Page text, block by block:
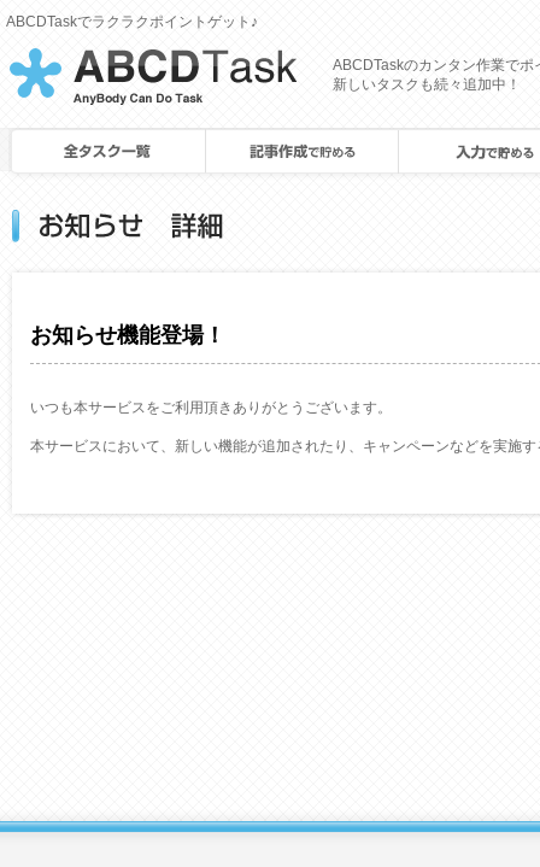
ABCDTaskでラクラクポイントゲット♪
CROWDJob
ABCDTaskのカンタン作業でポ
新しいタスクも続々追加中！
お知らせ機能登場！
いつも本サービスをご利用頂きありがとうございます。
本サービスにおいて、新しい機能が追加されたり、キャンペーンなどを実施